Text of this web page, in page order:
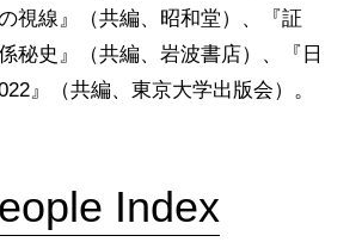
視線』（共編、昭和堂）、『証
史』（共編、岩波書店）、『日
』（共編、東京大学出版会）。
Index